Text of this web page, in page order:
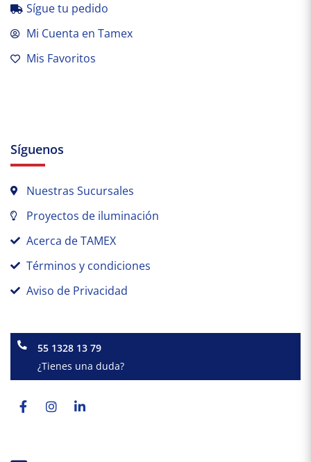
Sígue tu pedido
Mi Cuenta en Tamex
Mis Favoritos
Síguenos
Nuestras Sucursales
Proyectos de iluminación
Acerca de TAMEX
Términos y condiciones
Aviso de Privacidad
55 1328 13 79
¿Tienes una duda?
Facebook-
f
Instagram
Linkedin-